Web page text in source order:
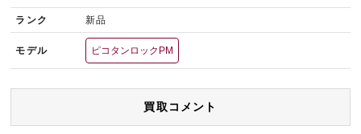
ランク 新品
モデル ピコタンロックPM
買取コメント